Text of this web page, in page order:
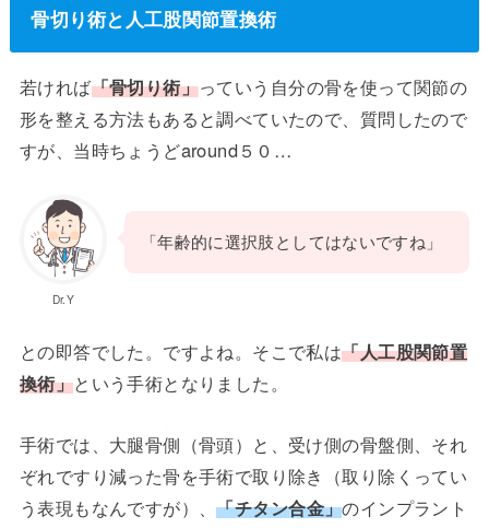
骨切り術と人工股関節置換術
若ければ「骨切り術」っていう自分の骨を使って関節の
形を整える方法もあると調べていたので、質問したので
すが、当時ちょうどaround５０…
Dr.Y
「年齢的に選択肢としてはないですね」
との即答でした。ですよね。そこで私は「人工股関節置
換術」という手術となりました。
手術では、大腿骨側（骨頭）と、受け側の骨盤側、それ
ぞれですり減った骨を手術で取り除き（取り除くってい
う表現もなんですが）、「チタン合金」のインプラント